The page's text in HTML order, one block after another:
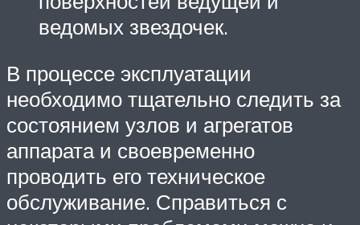
ведомых звездочек.
В процессе эксплуатации
необходимо тщательно следить за
состоянием узлов и агрегатов
аппарата и своевременно
проводить его техническое
обслуживание. Справиться с